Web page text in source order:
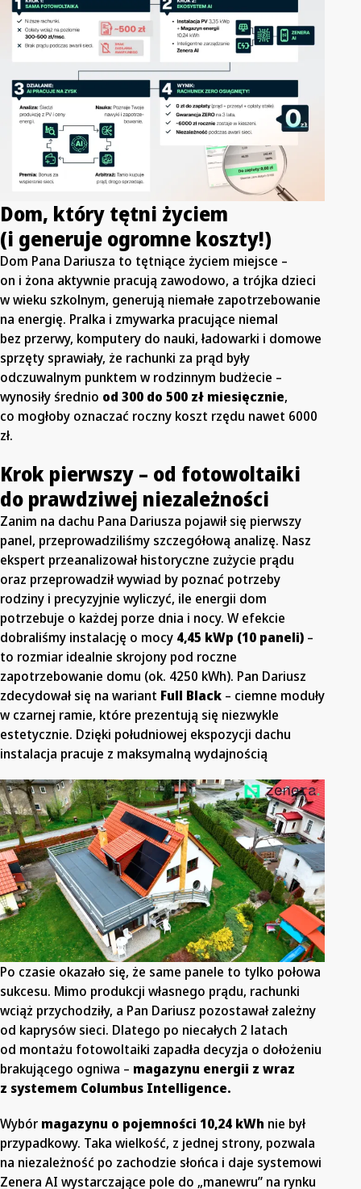
Dom, który tętni życiem
(i generuje ogromne koszty!)
Dom Pana Dariusza to tętniące życiem miejsce –
on i żona aktywnie pracują zawodowo, a trójka dzieci
w wieku szkolnym, generują niemałe zapotrzebowanie
na energię. Pralka i zmywarka pracujące niemal
bez przerwy, komputery do nauki, ładowarki i domowe
sprzęty sprawiały, że rachunki za prąd były
odczuwalnym punktem w rodzinnym budżecie –
wynosiły średnio od 300 do 500 zł miesięcznie,
co mogłoby oznaczać roczny koszt rzędu nawet 6000
zł.
Krok pierwszy – od fotowoltaiki
do prawdziwej niezależności
Zanim na dachu Pana Dariusza pojawił się pierwszy
panel, przeprowadziliśmy szczegółową analizę. Nasz
ekspert przeanalizował historyczne zużycie prądu
oraz przeprowadził wywiad by poznać potrzeby
rodziny i precyzyjnie wyliczyć, ile energii dom
potrzebuje o każdej porze dnia i nocy. W efekcie
dobraliśmy instalację o mocy 4,45 kWp (10 paneli) –
to rozmiar idealnie skrojony pod roczne
zapotrzebowanie domu (ok. 4250 kWh). Pan Dariusz
zdecydował się na wariant Full Black – ciemne moduły
w czarnej ramie, które prezentują się niezwykle
estetycznie. Dzięki południowej ekspozycji dachu
instalacja pracuje z maksymalną wydajnością
Po czasie okazało się, że same panele to tylko połowa
sukcesu. Mimo produkcji własnego prądu, rachunki
wciąż przychodziły, a Pan Dariusz pozostawał zależny
od kaprysów sieci. Dlatego po niecałych 2 latach
od montażu fotowoltaiki zapadła decyzja o dołożeniu
brakującego ogniwa – magazynu energii z wraz
z systemem Columbus Intelligence.
Wybór magazynu o pojemności 10,24 kWh nie był
przypadkowy. Taka wielkość, z jednej strony, pozwala
na niezależność po zachodzie słońca i daje systemowi
Zenera AI wystarczające pole do „manewru” na rynku